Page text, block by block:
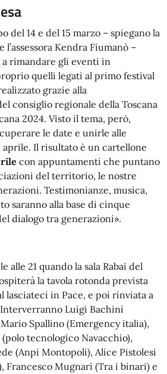
del 14 e del 15 marzo – spiegano la
l’assessora Kendra Fiumanò –
rimandare gli eventi in
quelli legati al primo festival
grazie alla
consiglio regionale della Toscana
2024. Visto il tema, però,
le date e unirle alle
Il risultato è un cartellone
con appuntamenti che puntano
del territorio, le nostre
Testimonianze, musica,
saranno alla base di cinque
dialogo tra generazioni».
alle 21 quando la sala Rabai del
la tavola rotonda prevista
lasciateci in Pace, e poi rinviata a
Luigi Bachini
Spallino (Emergency italia),
tecnologico Navacchio),
(Anpi Montopoli), Alice Pistolesi
Francesco Mugnari (Tra i binari) e